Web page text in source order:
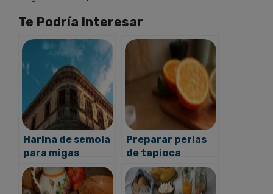
Te Podría Interesar
Harina de semola
para migas
Preparar perlas
de tapioca